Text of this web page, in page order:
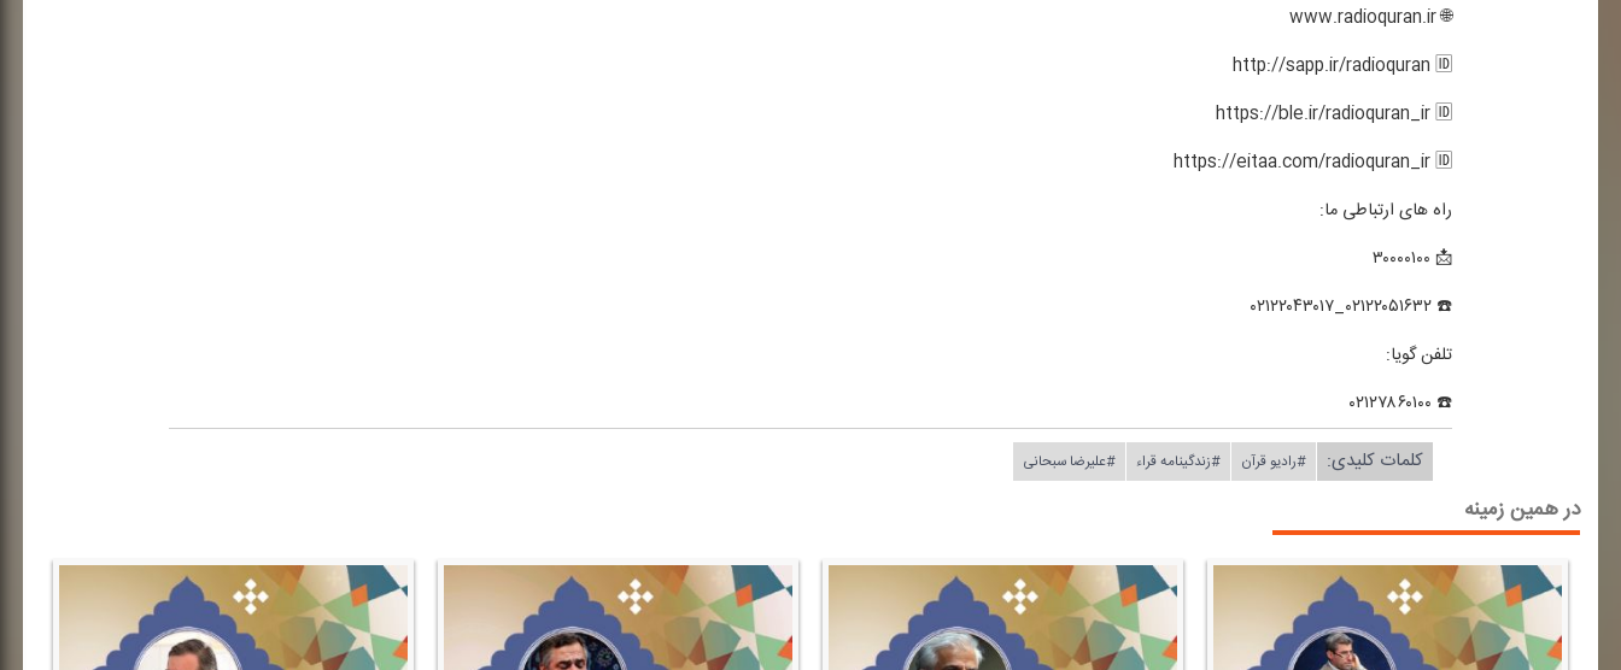
🌐 www.radioquran.ir
http://sapp.ir/radioquran 🆔
https://ble.ir/radioquran_ir 🆔
https://eitaa.com/radioquran_ir 🆔
راه های ارتباطی ما:
📩 ۳۰۰۰۰۱۰۰
☎️ ۰۲۱۲۲۰۵۱۶۳۲_۰۲۱۲۲۰۴۳۰۱۷
تلفن گویا:
☎️ ۰۲۱۲۷۸۶۰۱۰۰
کلمات کلیدی:
#رادیو قرآن #زندگینامه قراء #علیرضا سبحانی
در همین زمینه